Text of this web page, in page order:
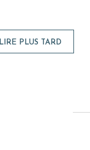
LIRE PLUS TARD